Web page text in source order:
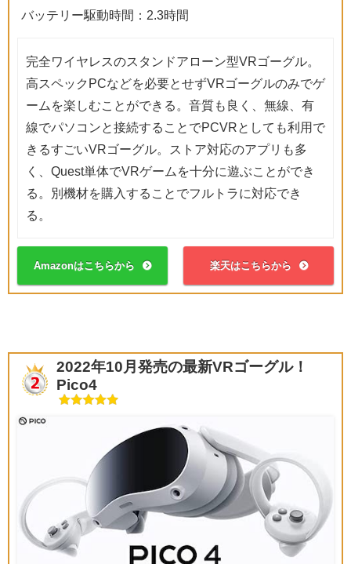
バッテリー駆動時間：2.3時間
完全ワイヤレスのスタンドアローン型VRゴーグル。
高スペックPCなどを必要とせずVRゴーグルのみでゲ
ームを楽しむことができる。音質も良く、無線、有
線でパソコンと接続することでPCVRとしても利用で
きるすごいVRゴーグル。ストア対応のアプリも多
く、Quest単体でVRゲームを十分に遊ぶことができ
る。別機材を購入することでフルトラに対応でき
る。
Amazonはこちらから 楽天はこちらから
2022年10月発売の最新VRゴーグル！
Pico4